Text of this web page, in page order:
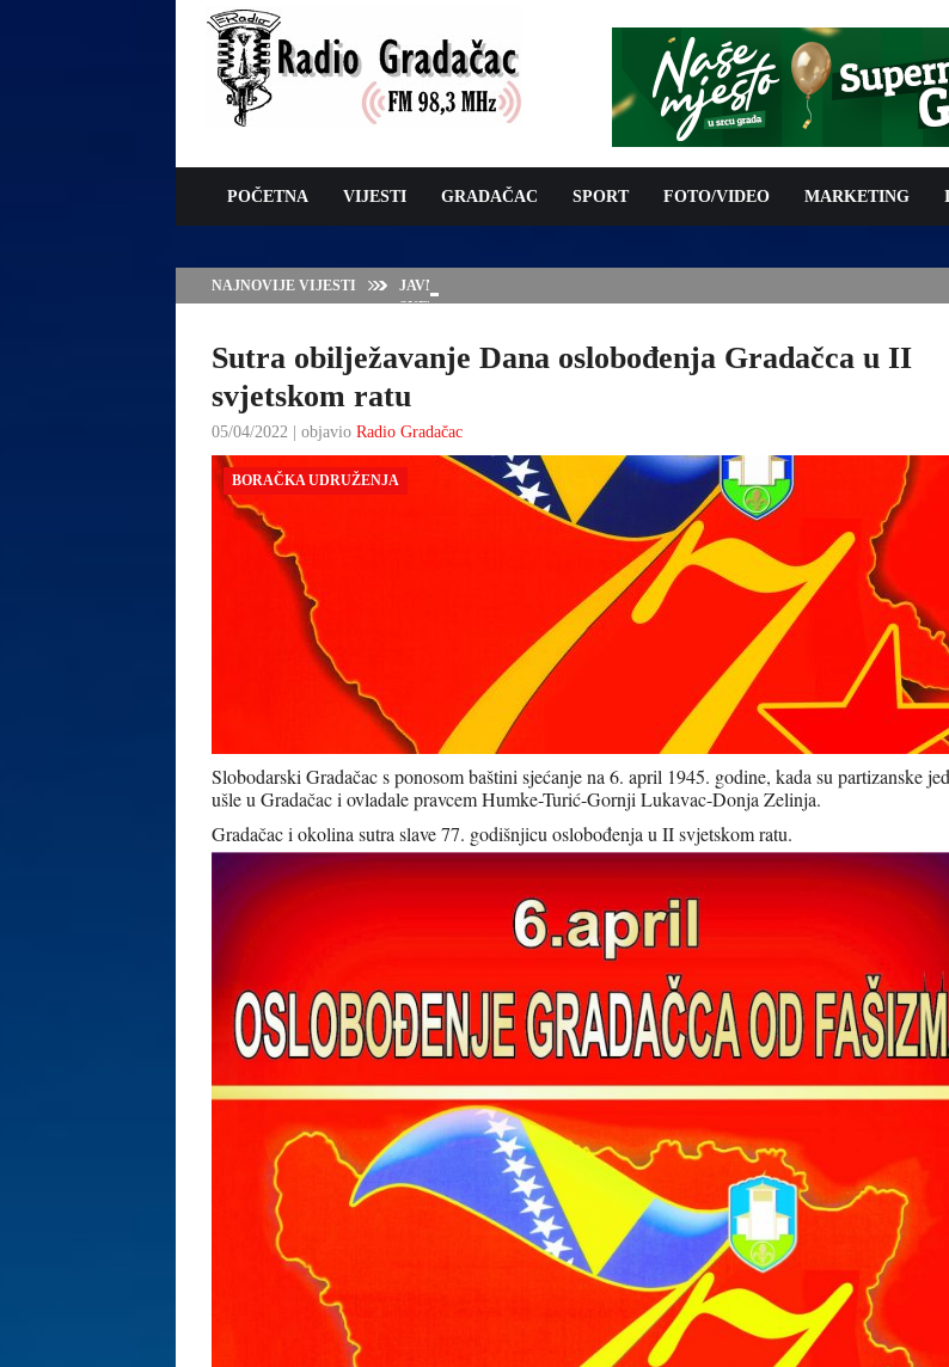
POČETNA VIJESTI GRADAČAC SPORT FOTO/VIDEO MARKETING
NAJNOVIJE VIJESTI
JAVNI POZIV ZA PODNOŠENJE ZAHTJEVA ZA OSTVARIVANJE PRAVA NA
SUFINANSIRANJE TROŠKOVA PROVOĐENJA PROGRAMA PREVENTIVNIH
Sutra obilježavanje Dana oslobođenja Gradačca u II
svjetskom ratu
05/04/2022 | objavio Radio Gradačac
BORAČKA UDRUŽENJA
Slobodarski Gradačac s ponosom baštini sjećanje na 6. april 1945. godine, kada su partizanske
ušle u Gradačac i ovladale pravcem Humke-Turić-Gornji Lukavac-Donja Zelinja.
Gradačac i okolina sutra slave 77. godišnjicu oslobođenja u II svjetskom ratu.